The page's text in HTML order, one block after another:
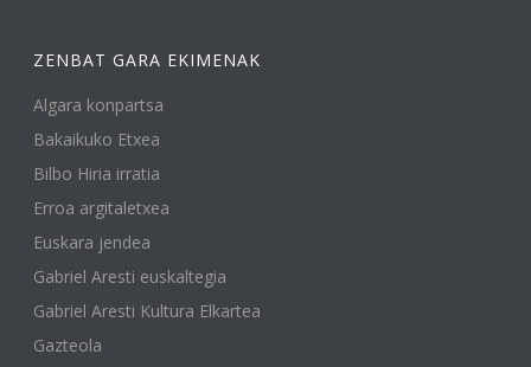
ZENBAT GARA EKIMENAK
Algara konpartsa
Bakaikuko Etxea
Bilbo Hiria irratia
Erroa argitaletxea
Euskara jendea
Gabriel Aresti euskaltegia
Gabriel Aresti Kultura Elkartea
Gazteola